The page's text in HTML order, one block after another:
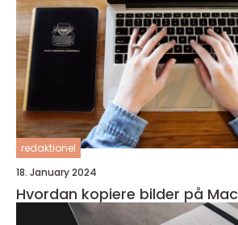
redaktionel
18. January 2024
Hvordan kopiere bilder på Mac